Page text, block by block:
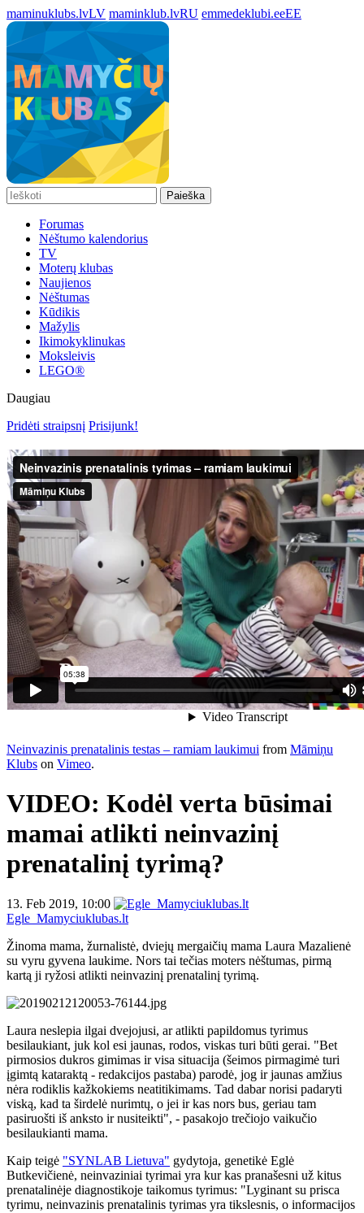
maminuklubs.lvLV maminklub.lvRU emmedeklubi.eeEE
Paieška
Forumas
Nėštumo kalendorius
TV
Moterų klubas
Naujienos
Nėštumas
Kūdikis
Mažylis
Ikimokyklinukas
Moksleivis
LEGO®
Daugiau
Pridėti straipsnį Prisijunk!
Neinvazinis prenatalinis testas – ramiam laukimui from Māmiņu
Klubs on Vimeo.
VIDEO: Kodėl verta būsimai
mamai atlikti neinvazinį
prenatalinį tyrimą?
13. Feb 2019, 10:00
Egle_Mamyciuklubas.lt
Žinoma mama, žurnalistė, dviejų mergaičių mama Laura Mazalienė
su vyru gyvena laukime. Nors tai tečias moters nėštumas, pirmą
kartą ji ryžosi atlikti neinvazinį prenatalinį tyrimą.
Laura neslepia ilgai dvejojusi, ar atlikti papildomus tyrimus
besilaukiant, juk kol esi jaunas, rodos, viskas turi būti gerai. "Bet
pirmosios dukros gimimas ir visa situacija (šeimos pirmagimė turi
įgimtą kataraktą - redakcijos pastaba) parodė, jog ir jaunas amžius
nėra rodiklis kažkokiems neatitikimams. Tad dabar norisi padaryti
viską, kad ta širdelė nurimtų, o jei ir kas nors bus, geriau tam
pasiruošti iš anksto ir nusiteikti", - pasakojo trečiojo vaikučio
besilaukianti mama.
Kaip teigė "SYNLAB Lietuva" gydytoja, genetikė Eglė
Butkevičienė, neinvaziniai tyrimai yra kur kas pranašesni už kitus
prenatalinėje diagnostikoje taikomus tyrimus: "Lyginant su prisca
tyrimu, neinvazinis prenatalinis tyrimas yra tikslesnis, o informacijos